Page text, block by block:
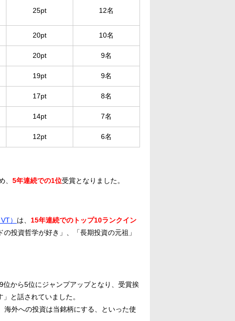
25pt 12名
20pt 10名
20pt 9名
19pt 9名
17pt 8名
14pt 7名
12pt 6名
、 5年連続での1位受賞となりました。
） は、 15年連続でのトップ10ランクイン
投資哲学が好き」、「長期投資の元祖」
位から5位にジャンプアップとなり、受賞挨
と話されていました。
外への投資は当銘柄にする、といった使